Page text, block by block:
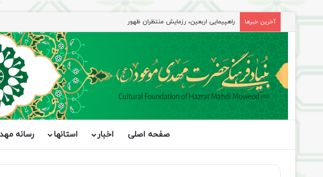
آخرین خبرها جلسه شورای سیاستگذاری فعالیت های مهدوی مازنداران برگزار شد
صفحه اصلی اخبار استانها رسانه